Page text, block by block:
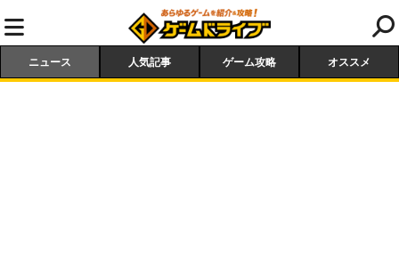
ニュース 人気記事 ゲーム攻略 オススメ